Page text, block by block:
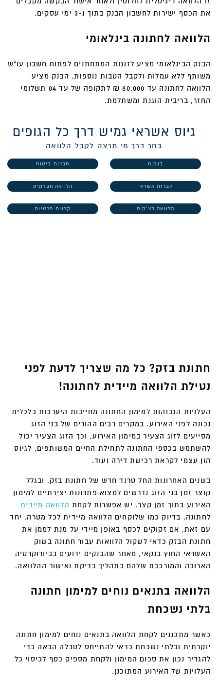
את הכסף ישירות לחשבון הבנק בתוך 3-1 ימי עסקים.
הלוואה לחתונה בינלאומי
הבנק הבינלאומי מציע לזוגות המתחתנים לפתוח חשבון עו"ש
משותף ללא עמלות ולקבל הטבות נוספות. הבנק מציע
הלוואה לחתונה עד 80,000 ₪ לתקופה של עד 84 תשלומי
החזר, בריבית הוגנת ומשתלמת.
גיוס אשראי גמיש דרך כל הגופים
בחר דרך מי תרצה לקבל הלוואה
בנקים חברות ביטוח
חברות אשראי הלוואה חברתית
הלוואה בצ'קים קרנות פרטיות
חתונת בזק? כל מה שצריך לדעת לפני
נטילת הלוואה מיידית לחתונה!
העלויות הגבוהות למימון החתונה מחייבות היערכות כלכלית
נכונה לפני האירוע. במקרים רבים ההורים של בני הזוג
מסייעים לזוג הצעיר במימון האירוע, וכך הזוג הצעיר יכול
להשתמש בכספי החתונה לתחילת החיים המשותפים, לגיוס
הון עצמי לקראת רכישת דירה ועוד.
בשנים האחרונות החל טרנד חדש של חתונת בזק, ובגלל
קוצר זמן בני הזוג נדרשים למצוא פתרונות יצירתיים למימון
האירוע בתוך זמן קצר. יש אפשרות לקחת הלוואה מיידית
לחתונה, בדיוק כמו שלוקחים הלוואה מיידית לכל מטרה. יחד
עם זאת, אם זקוקים לכסף באופן מיידי על מנת לממן את
חתונת הבזק כדאי לשקול הלוואות עבור חתונה בשוק
האשראי החוץ בנקאי, מאחר שהבנקים ידועים בביורוקרטיה
הארוכה והמורכבת שלהם בתהליך בדיקת ואישור ההלוואה.
הלוואה בתנאים נוחים למימון חתונה
בלתי נשכחת
כאשר מתכננים לקחת הלוואה בתנאים נוחים למימון חתונה
יוקרתית ובלתי נשכחת כדאי להתייחס לטבלה הבאה כדי
להגדיר נכון את סכום המימון ולקחת מספיק כסף לכיסוי כל
העלויות של האירוע המתוכנן.